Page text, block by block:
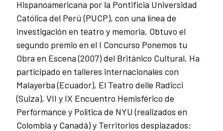
Hispanoamericana por la Pontificia Universidad
Católica del Perú (PUCP), con una línea de
investigación en teatro y memoria. Obtuvo el
segundo premio en el I Concurso Ponemos tu
Obra en Escena (2007) del Británico Cultural. Ha
participado en talleres internacionales con
Malayerba (Ecuador), El Teatro delle Radicci
(Suiza), VII y IX Encuentro Hemisférico de
Performance y Política de NYU (realizados en
Colombia y Canadá) y Territorios desplazados: